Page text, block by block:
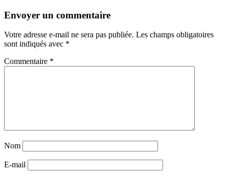
Envoyer un commentaire
Votre adresse e-mail ne sera pas publiée. Les champs obligatoires
sont indiqués avec *
Commentaire *
Nom
E-mail